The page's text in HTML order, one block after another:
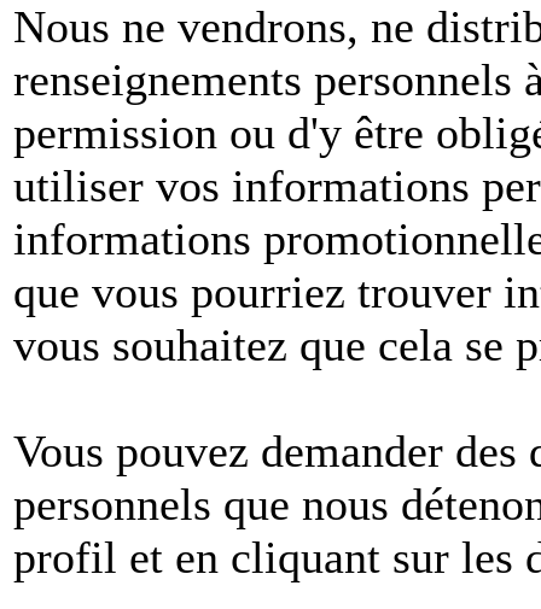
Nous ne vendrons, ne
renseignements
permission ou d'y être
utiliser vos informations
informations
que vous pourriez trouver
vous souhaitez que cela se
Vous pouvez demander
personnels que nous
profil et en cliquant sur les